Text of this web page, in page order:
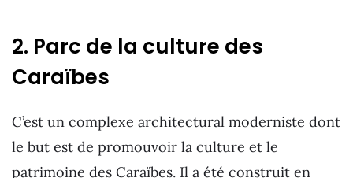
2. Parc de la culture des
Caraïbes
C’est un complexe architectural moderniste dont
le but est de promouvoir la culture et le
patrimoine des Caraïbes. Il a été construit en